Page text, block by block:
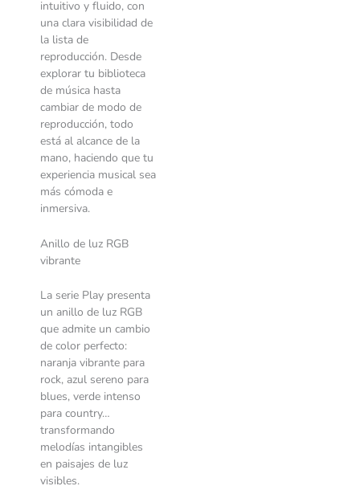
intuitivo y fluido, con
una clara visibilidad de
la lista de
reproducción. Desde
explorar tu biblioteca
de música hasta
cambiar de modo de
reproducción, todo
está al alcance de la
mano, haciendo que tu
experiencia musical sea
más cómoda e
inmersiva.
Anillo de luz RGB
vibrante
La serie Play presenta
un anillo de luz RGB
que admite un cambio
de color perfecto:
naranja vibrante para
rock, azul sereno para
blues, verde intenso
para country…
transformando
melodías intangibles
en paisajes de luz
visibles.